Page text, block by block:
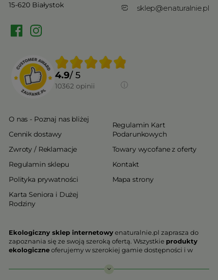
15-620 Białystok
sklep@enaturalnie.pl
4.9/ 5
10362 opinii
O nas - Poznaj nas bliżej
Cennik dostawy
Zwroty / Reklamacje
Regulamin sklepu
Polityka prywatności
Karta Seniora i Dużej
Rodziny
Regulamin Kart
Podarunkowych
Towary wycofane z oferty
Kontakt
Mapa strony
Ekologiczny sklep internetowyenaturalnie.pl zaprasza do
zapoznania się ze swoją szeroką ofertą. Wszystkie produkty
ekologiczneoferujemy w szerokiej gamie dostępności i w
ekologiczne charakteryzują się najwyższą jakością.